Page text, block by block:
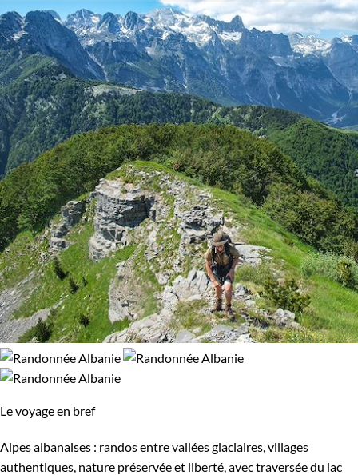
Venez vivre l'expérience albanaise, et plongez dans un riche
tableau de découverte et d'aventure.
Guide de voyage Albanie
Activité
Autotour Découverte
Randonnée Vélo
Budget
De 1 250 à 2 000 $CAD
De 2 000 à 3 000 $CAD
Itinérance
Itinérant Semi-itinérant
Environnement
Bord de mer et îles
Le voyage en bref
Alpes albanaises : randos entre vallées glaciaires, villages
authentiques, nature préservée et liberté, avec traversée du lac